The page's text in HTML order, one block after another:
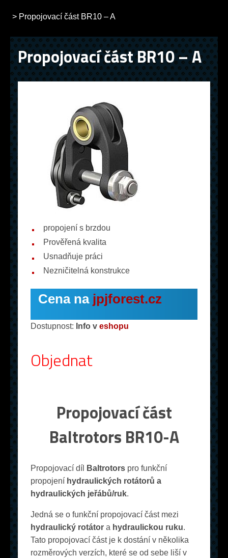
> Propojovací část BR10 – A
Propojovací část BR10 – A
propojení s brzdou
Prověřená kvalita
Usnadňuje práci
Nezničitelná konstrukce
Cena na jpjforest.cz
Dostupnost: Info v eshopu
Objednat
Propojovací část
Baltrotors BR10-A
Propojovací díl Baltrotors pro funkční
propojení hydraulických rotátorů a
hydraulických jeřábů/ruk.
Jedná se o funkční propojovací část mezi
hydraulický rotátor a hydraulickou ruku.
Tato propojovací část je k dostání v několika
rozměrových verzích, které se od sebe liší v